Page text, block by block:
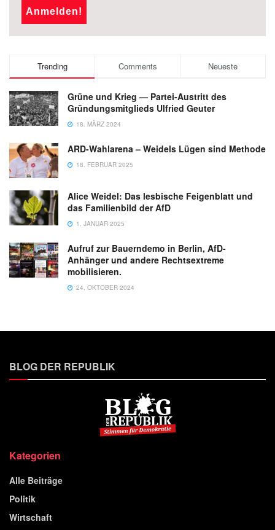
Trending Comments Neueste
Grüne und Krieg — Partei-Austritt des
Gründungsmitglieds Ulfried Geuter
18. MÄRZ 2024
ARD-Wahlarena – Weidels Lügen sind Methode
18. FEBRUAR 2025
Alice Weidel: Das lesbische Feigenblatt und
das Familienbild der AfD
1. JANUAR 2025
Aufruf zur Bauerndemo in Berlin, AfD-
Anhänger und andere Rechtsextreme
mobilisieren.
24. OKTOBER 2024
BLOG DER REPUBLIK
Kategorien
Alle Beiträge
Politik
Wirtschaft